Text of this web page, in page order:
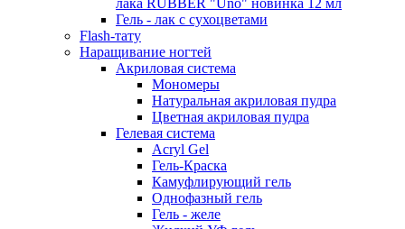
лака RUBBER "Uno" новинка 12 мл
Гель - лак с сухоцветами
Flash-тату
Наращивание ногтей
Акриловая система
Мономеры
Натуральная акриловая пудра
Цветная акриловая пудра
Гелевая система
Acryl Gel
Гель-Краска
Камуфлирующий гель
Однофазный гель
Гель - желе